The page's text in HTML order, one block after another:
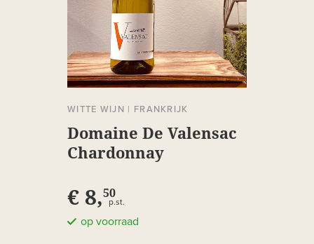
WITTE WIJN | FRANKRIJK
Domaine De Valensac
Chardonnay
€ 8,50
p.st.
op voorraad